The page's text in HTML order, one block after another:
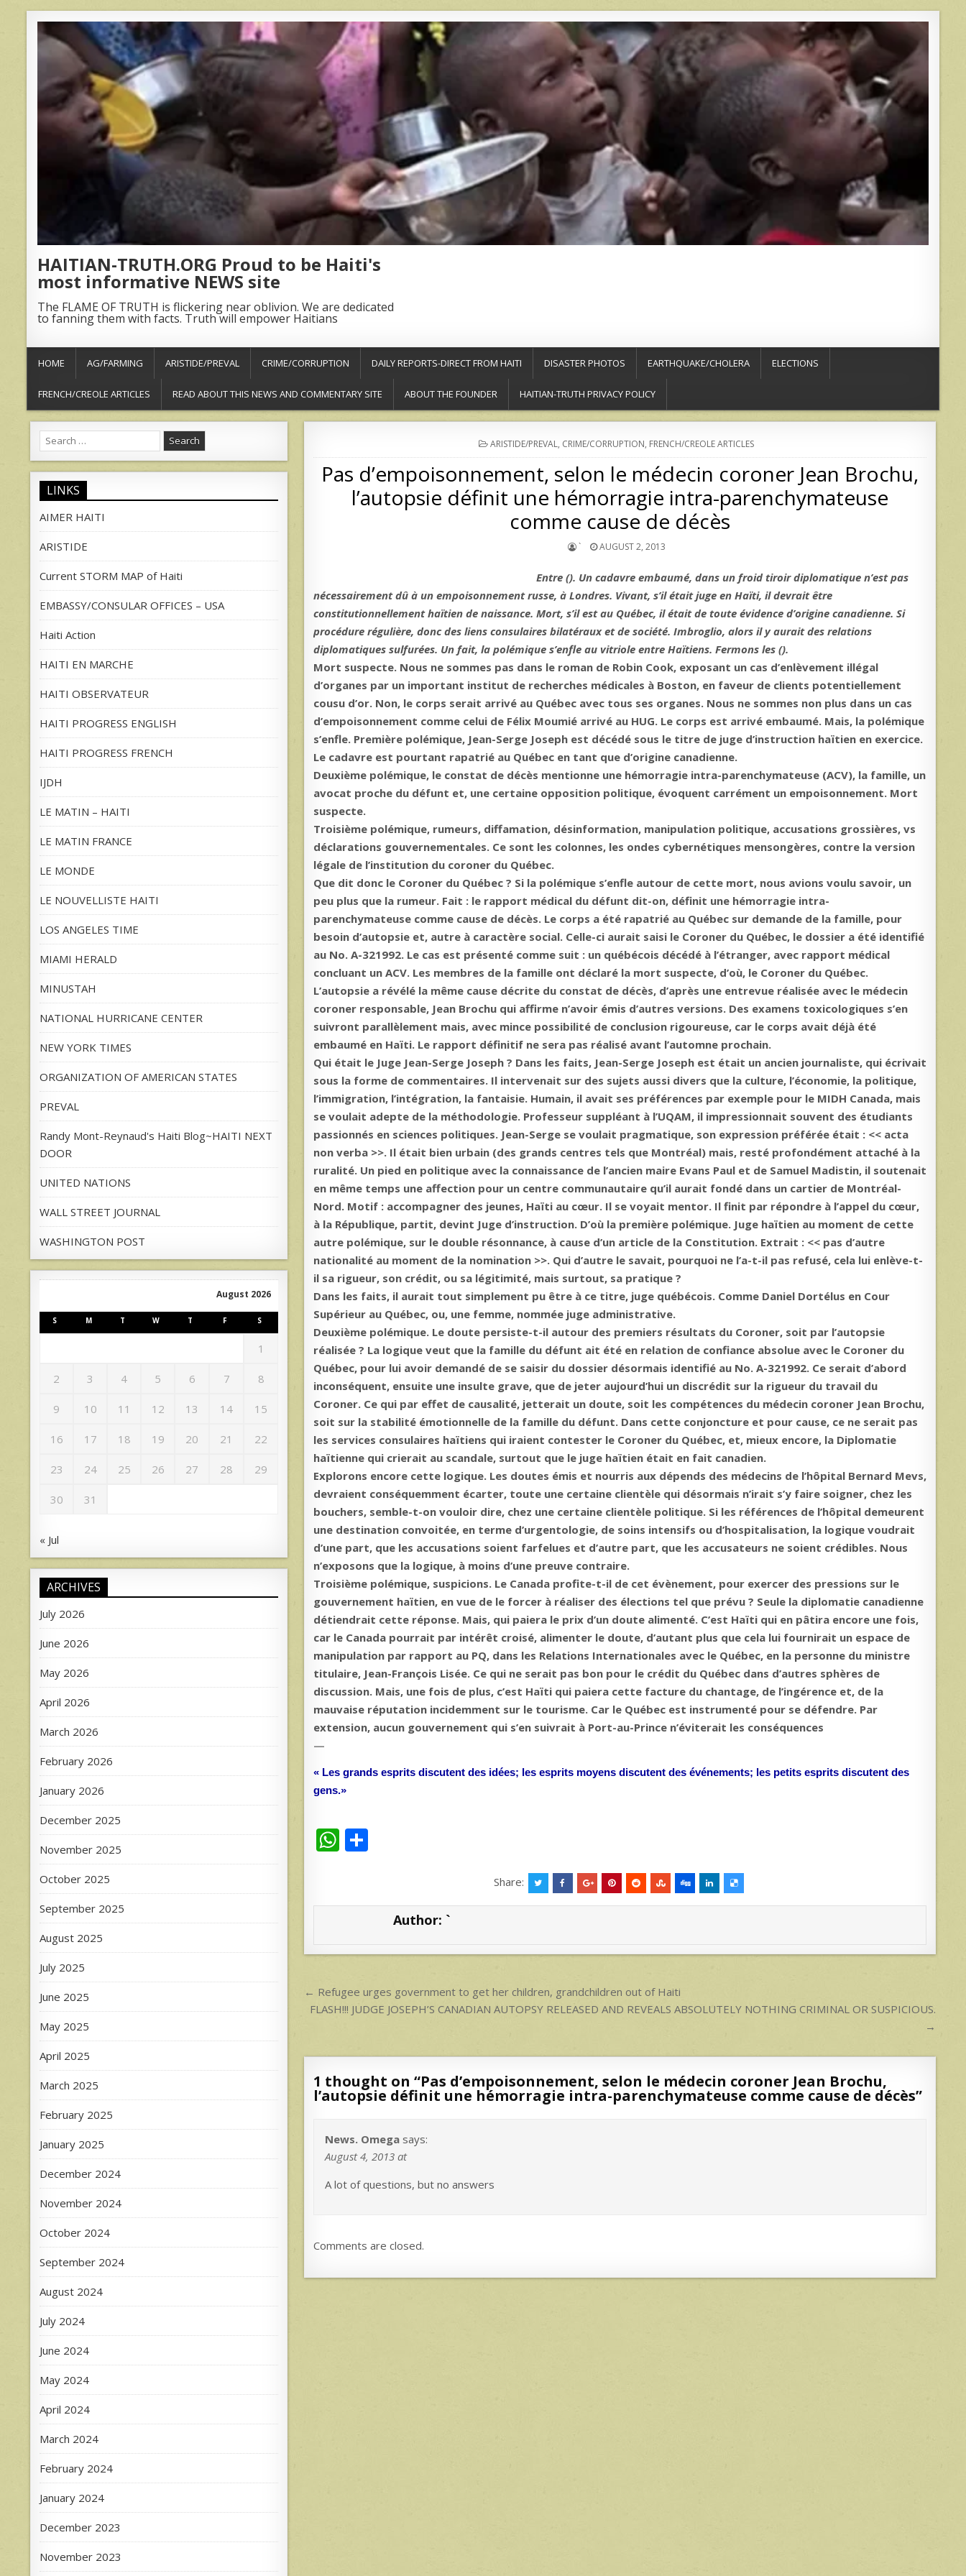
HAITIAN-TRUTH.ORG Proud to be Haiti's
most informative NEWS site
The FLAME OF TRUTH is flickering near oblivion. We are dedicated
to fanning them with facts. Truth will empower Haitians
HOME AG/FARMING ARISTIDE/PREVAL CRIME/CORRUPTION DAILY REPORTS-DIRECT FROM HAITI DISASTER PHOTOS EARTHQUAKE/CHOLERA ELECTIONS
FRENCH/CREOLE ARTICLES READ ABOUT THIS NEWS AND COMMENTARY SITE ABOUT THE FOUNDER HAITIAN-TRUTH PRIVACY POLICY
POSTED
IN
ARISTIDE/PREVAL, CRIME/CORRUPTION, FRENCH/CREOLE ARTICLES
Pas d’empoisonnement, selon le médecin coroner Jean Brochu,
l’autopsie définit une hémorragie intra-parenchymateuse
comme cause de décès
` AUGUST 2, 2013
Entre (). Un cadavre embaumé, dans un froid tiroir diplomatique n’est pas
nécessairement dû à un empoisonnement russe, à Londres. Vivant, s’il était juge en Haïti, il devrait être
constitutionnellement haïtien de naissance. Mort, s’il est au Québec, il était de toute évidence d’origine canadienne. Si
procédure régulière, donc des liens consulaires bilatéraux et de société. Imbroglio, alors il y aurait des relations
diplomatiques sulfurées. Un fait, la polémique s’enfle au vitriole entre Haïtiens. Fermons les ().
Mort suspecte. Nous ne sommes pas dans le roman de Robin Cook, exposant un cas d’enlèvement illégal
d’organes par un important institut de recherches médicales à Boston, en faveur de clients potentiellement
cousu d’or. Non, le corps serait arrivé au Québec avec tous ses organes. Nous ne sommes non plus dans un cas
d’empoisonnement comme celui de Félix Moumié arrivé au HUG. Le corps est arrivé embaumé. Mais, la polémique
s’enfle. Première polémique, Jean-Serge Joseph est décédé sous le titre de juge d’instruction haïtien en exercice.
Le cadavre est pourtant rapatrié au Québec en tant que d’origine canadienne.
Deuxième polémique, le constat de décès mentionne une hémorragie intra-parenchymateuse (ACV), la famille, un
avocat proche du défunt et, une certaine opposition politique, évoquent carrément un empoisonnement. Mort
suspecte.
Troisième polémique, rumeurs, diffamation, désinformation, manipulation politique, accusations grossières, vs
déclarations gouvernementales. Ce sont les colonnes, les ondes cybernétiques mensongères, contre la version
légale de l’institution du coroner du Québec.
Que dit donc le Coroner du Québec ? Si la polémique s’enfle autour de cette mort, nous avions voulu savoir, un
peu plus que la rumeur. Fait : le rapport médical du défunt dit-on, définit une hémorragie intra-
parenchymateuse comme cause de décès. Le corps a été rapatrié au Québec sur demande de la famille, pour
besoin d’autopsie et, autre à caractère social. Celle-ci aurait saisi le Coroner du Québec, le dossier a été identifié
au No. A-321992. Le cas est présenté comme suit : un québécois décédé à l’étranger, avec rapport médical
concluant un ACV. Les membres de la famille ont déclaré la mort suspecte, d’où, le Coroner du Québec.
L’autopsie a révélé la même cause décrite du constat de décès, d’après une entrevue réalisée avec le médecin
coroner responsable, Jean Brochu qui affirme n’avoir émis d’autres versions. Des examens toxicologiques s’en
suivront parallèlement mais, avec mince possibilité de conclusion rigoureuse, car le corps avait déjà été
embaumé en Haïti. Le rapport définitif ne sera pas réalisé avant l’automne prochain.
Qui était le Juge Jean-Serge Joseph ? Dans les faits, Jean-Serge Joseph est était un ancien journaliste, qui écrivait
sous la forme de commentaires. Il intervenait sur des sujets aussi divers que la culture, l’économie, la politique,
l’immigration, l’intégration, la fantaisie. Humain, il avait ses préférences par exemple pour le MIDH Canada, mais
se voulait adepte de la méthodologie. Professeur suppléant à l’UQAM, il impressionnait souvent des étudiants
passionnés en sciences politiques. Jean-Serge se voulait pragmatique, son expression préférée était : << acta
non verba >>. Il était bien urbain (des grands centres tels que Montréal) mais, resté profondément attaché à la
ruralité. Un pied en politique avec la connaissance de l’ancien maire Evans Paul et de Samuel Madistin, il soutenait
en même temps une affection pour un centre communautaire qu’il aurait fondé dans un cartier de Montréal-
Nord. Motif : accompagner des jeunes, Haïti au cœur. Il se voyait mentor. Il finit par répondre à l’appel du cœur,
à la République, partit, devint Juge d’instruction. D’où la première polémique. Juge haïtien au moment de cette
autre polémique, sur le double résonnance, à cause d’un article de la Constitution. Extrait : << pas d’autre
nationalité au moment de la nomination >>. Qui d’autre le savait, pourquoi ne l’a-t-il pas refusé, cela lui enlève-t-
il sa rigueur, son crédit, ou sa légitimité, mais surtout, sa pratique ?
Dans les faits, il aurait tout simplement pu être à ce titre, juge québécois. Comme Daniel Dortélus en Cour
Supérieur au Québec, ou, une femme, nommée juge administrative.
Deuxième polémique. Le doute persiste-t-il autour des premiers résultats du Coroner, soit par l’autopsie
réalisée ? La logique veut que la famille du défunt ait été en relation de confiance absolue avec le Coroner du
Québec, pour lui avoir demandé de se saisir du dossier désormais identifié au No. A-321992. Ce serait d’abord
inconséquent, ensuite une insulte grave, que de jeter aujourd’hui un discrédit sur la rigueur du travail du
Coroner. Ce qui par effet de causalité, jetterait un doute, soit les compétences du médecin coroner Jean Brochu,
soit sur la stabilité émotionnelle de la famille du défunt. Dans cette conjoncture et pour cause, ce ne serait pas
les services consulaires haïtiens qui iraient contester le Coroner du Québec, et, mieux encore, la Diplomatie
haïtienne qui crierait au scandale, surtout que le juge haïtien était en fait canadien.
Explorons encore cette logique. Les doutes émis et nourris aux dépends des médecins de l’hôpital Bernard Mevs,
devraient conséquemment écarter, toute une certaine clientèle qui désormais n’irait s’y faire soigner, chez les
bouchers, semble-t-on vouloir dire, chez une certaine clientèle politique. Si les références de l’hôpital demeurent
une destination convoitée, en terme d’urgentologie, de soins intensifs ou d’hospitalisation, la logique voudrait
d’une part, que les accusations soient farfelues et d’autre part, que les accusateurs ne soient crédibles. Nous
n’exposons que la logique, à moins d’une preuve contraire.
Troisième polémique, suspicions. Le Canada profite-t-il de cet évènement, pour exercer des pressions sur le
gouvernement haïtien, en vue de le forcer à réaliser des élections tel que prévu ? Seule la diplomatie canadienne
détiendrait cette réponse. Mais, qui paiera le prix d’un doute alimenté. C’est Haïti qui en pâtira encore une fois,
car le Canada pourrait par intérêt croisé, alimenter le doute, d’autant plus que cela lui fournirait un espace de
manipulation par rapport au PQ, dans les Relations Internationales avec le Québec, en la personne du ministre
titulaire, Jean-François Lisée. Ce qui ne serait pas bon pour le crédit du Québec dans d’autres sphères de
discussion. Mais, une fois de plus, c’est Haïti qui paiera cette facture du chantage, de l’ingérence et, de la
mauvaise réputation incidemment sur le tourisme. Car le Québec est instrumenté pour se défendre. Par
extension, aucun gouvernement qui s’en suivrait à Port-au-Prince n’éviterait les conséquences
—
« Les grands esprits discutent des idées; les esprits moyens discutent des événements; les petits esprits discutent des
gens.»
W
s
p
e
Share:
Author: `
Post
navigation
← Refugee urges government to get her children, grandchildren out of Haiti
FLASH!!! JUDGE JOSEPH’S CANADIAN AUTOPSY RELEASED AND REVEALS ABSOLUTELY NOTHING CRIMINAL OR SUSPICIOUS.
→
1 thought on “Pas d’empoisonnement, selon le médecin coroner Jean Brochu,
l’autopsie définit une hémorragie intra-parenchymateuse comme cause de décès”
News. Omega says:
August 4, 2013 at
A lot of questions, but no answers
Comments are closed.
Search
for:
LINKS
AIMER HAITI
ARISTIDE
Current STORM MAP of Haiti
EMBASSY/CONSULAR OFFICES – USA
Haiti Action
HAITI EN MARCHE
HAITI OBSERVATEUR
HAITI PROGRESS ENGLISH
HAITI PROGRESS FRENCH
IJDH
LE MATIN – HAITI
LE MATIN FRANCE
LE MONDE
LE NOUVELLISTE HAITI
LOS ANGELES TIME
MIAMI HERALD
MINUSTAH
NATIONAL HURRICANE CENTER
NEW YORK TIMES
ORGANIZATION OF AMERICAN STATES
PREVAL
Randy Mont-Reynaud's Haiti Blog~HAITI NEXT
DOOR
UNITED NATIONS
WALL STREET JOURNAL
WASHINGTON POST
August 2026
S M T W T F S
1
2 3 4 5 6 7 8
9 10 11 12 13 14 15
16 17 18 19 20 21 22
23 24 25 26 27 28 29
30 31
« Jul
ARCHIVES
July 2026
June 2026
May 2026
April 2026
March 2026
February 2026
January 2026
December 2025
November 2025
October 2025
September 2025
August 2025
July 2025
June 2025
May 2025
April 2025
March 2025
February 2025
January 2025
December 2024
November 2024
October 2024
September 2024
August 2024
July 2024
June 2024
May 2024
April 2024
March 2024
February 2024
January 2024
December 2023
November 2023